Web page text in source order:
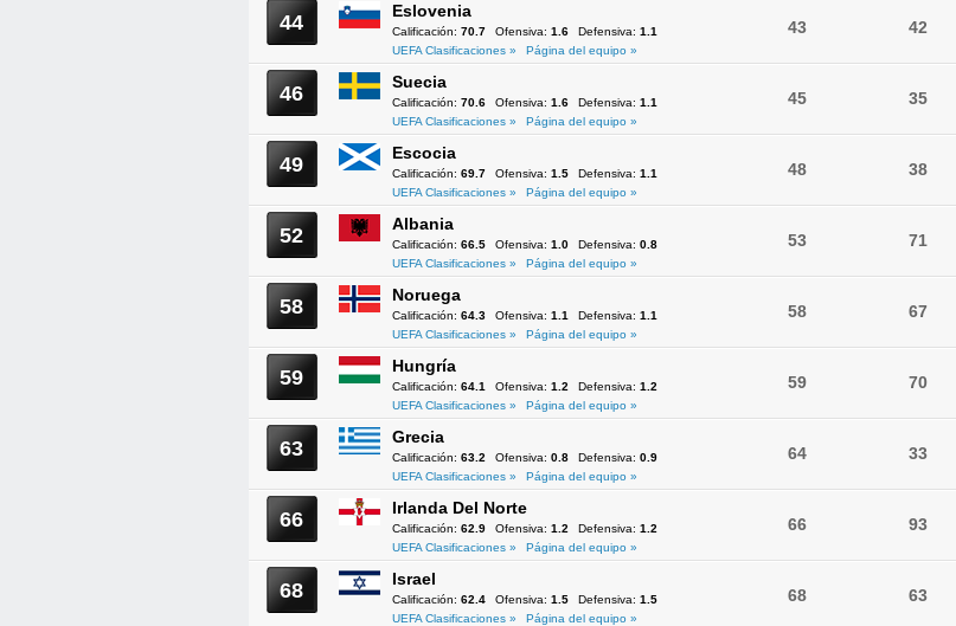
44 Eslovenia
Calificación: 70.7 Ofensiva: 1.6 Defensiva: 1.1
UEFA Clasificaciones »
Página del equipo »
43 42
46 Suecia
Calificación: 70.6 Ofensiva: 1.6 Defensiva: 1.1
UEFA Clasificaciones »
Página del equipo »
45 35
49 Escocia
Calificación: 69.7 Ofensiva: 1.5 Defensiva: 1.1
UEFA Clasificaciones »
Página del equipo »
48 38
52 Albania
Calificación: 66.5 Ofensiva: 1.0 Defensiva: 0.8
UEFA Clasificaciones »
Página del equipo »
53 71
58 Noruega
Calificación: 64.3 Ofensiva: 1.1 Defensiva: 1.1
UEFA Clasificaciones »
Página del equipo »
58 67
59 Hungría
Calificación: 64.1 Ofensiva: 1.2 Defensiva: 1.2
UEFA Clasificaciones »
Página del equipo »
59 70
63 Grecia
Calificación: 63.2 Ofensiva: 0.8 Defensiva: 0.9
UEFA Clasificaciones »
Página del equipo »
64 33
66 Irlanda Del Norte
Calificación: 62.9 Ofensiva: 1.2 Defensiva: 1.2
UEFA Clasificaciones »
Página del equipo »
66 93
68 Israel
Calificación: 62.4 Ofensiva: 1.5 Defensiva: 1.5
UEFA Clasificaciones »
Página del equipo »
68 63